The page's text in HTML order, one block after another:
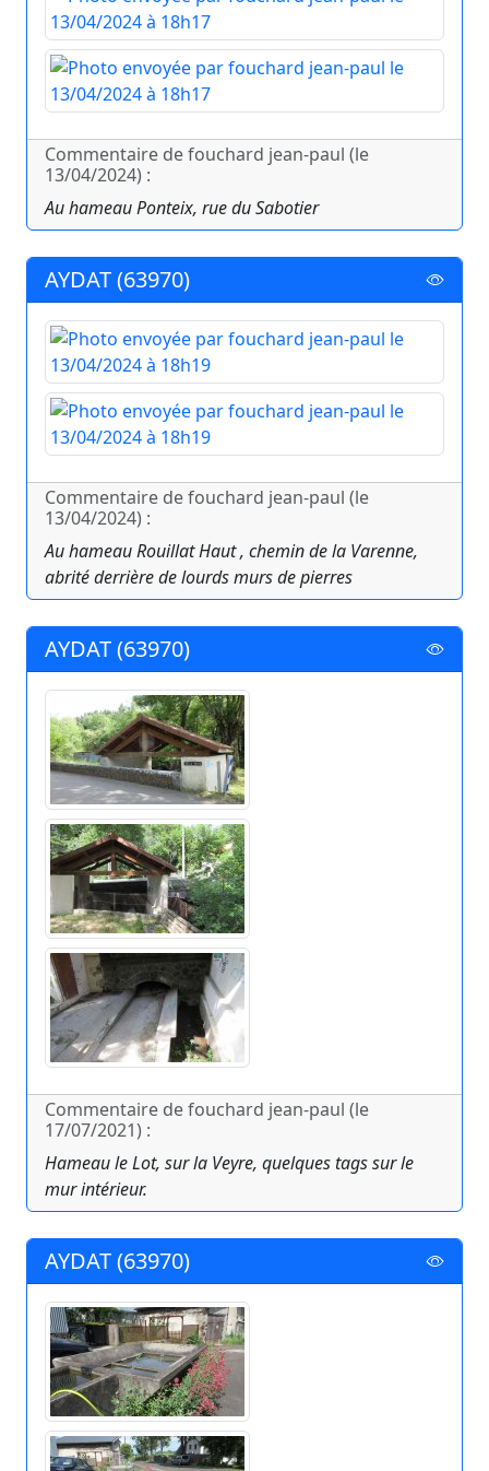
Commentaire de fouchard jean-paul (le
13/04/2024) :
Au hameau Ponteix, rue du Sabotier
AYDAT (63970)
Commentaire de fouchard jean-paul (le
13/04/2024) :
Au hameau Rouillat Haut , chemin de la Varenne,
abrité derrière de lourds murs de pierres
AYDAT (63970)
Commentaire de fouchard jean-paul (le
17/07/2021) :
Hameau le Lot, sur la Veyre, quelques tags sur le
mur intérieur.
AYDAT (63970)